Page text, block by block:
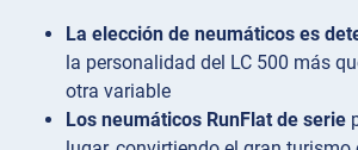
La elección de neumáticos es
la personalidad del LC 500 más
otra variable
Los neumáticos RunFlat de serie